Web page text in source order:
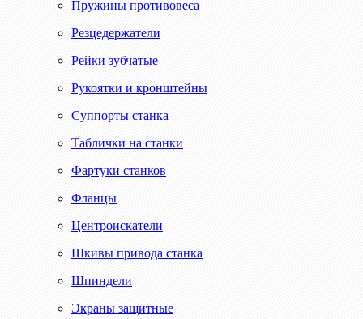
Пружины противовеса
Резцедержатели
Рейки зубчатые
Рукоятки и кронштейны
Суппорты станка
Таблички на станки
Фартуки станков
Фланцы
Центроискатели
Шкивы привода станка
Шпиндели
Экраны защитные